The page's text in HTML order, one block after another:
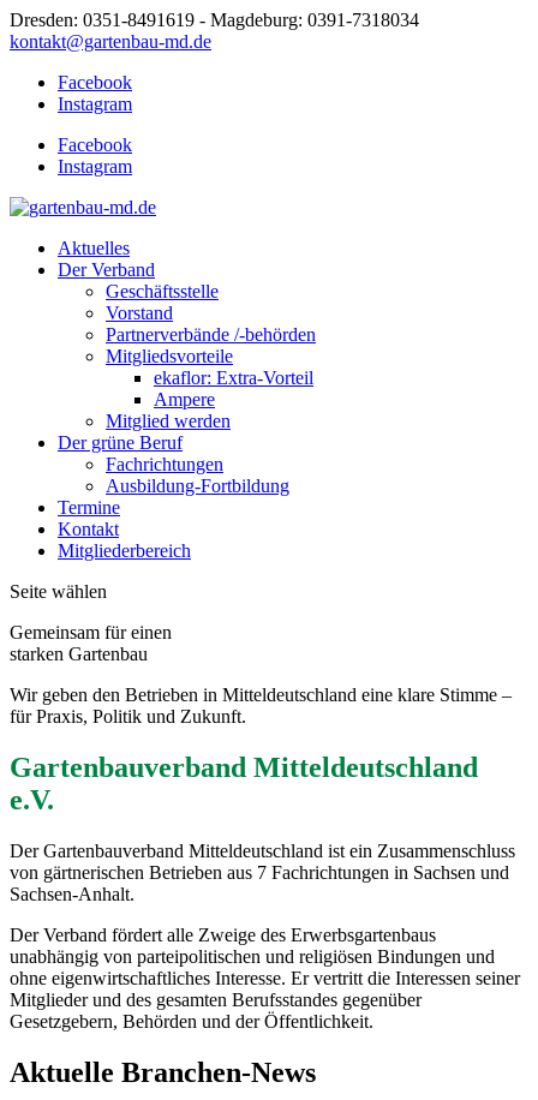
Dresden: 0351-8491619 - Magdeburg: 0391-7318034
kontakt@gartenbau-md.de
Facebook
Instagram
Facebook
Instagram
Aktuelles
Der Verband
Geschäftsstelle
Vorstand
Partnerverbände /-behörden
Mitgliedsvorteile
ekaflor: Extra-Vorteil
Ampere
Mitglied werden
Der grüne Beruf
Fachrichtungen
Ausbildung-Fortbildung
Termine
Kontakt
Mitgliederbereich
Seite wählen
Gemeinsam für einen
starken Gartenbau
Wir geben den Betrieben in Mitteldeutschland eine klare Stimme –
für Praxis, Politik und Zukunft.
Gartenbauverband Mitteldeutschland
e.V.
Der Gartenbauverband Mitteldeutschland ist ein Zusammenschluss
von gärtnerischen Betrieben aus 7 Fachrichtungen in Sachsen und
Sachsen-Anhalt.
Der Verband fördert alle Zweige des Erwerbsgartenbaus
unabhängig von parteipolitischen und religiösen Bindungen und
ohne eigenwirtschaftliches Interesse. Er vertritt die Interessen seiner
Mitglieder und des gesamten Berufsstandes gegenüber
Gesetzgebern, Behörden und der Öffentlichkeit.
Aktuelle Branchen-News